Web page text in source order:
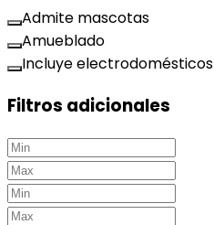
Admite mascotas
Amueblado
Incluye electrodomésticos
Filtros adicionales